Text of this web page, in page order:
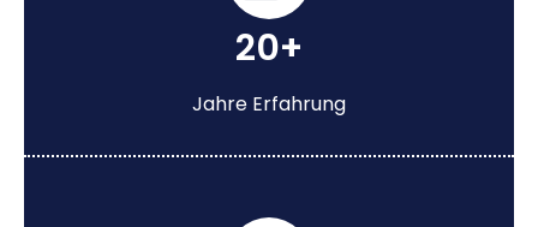
20+
Jahre Erfahrung